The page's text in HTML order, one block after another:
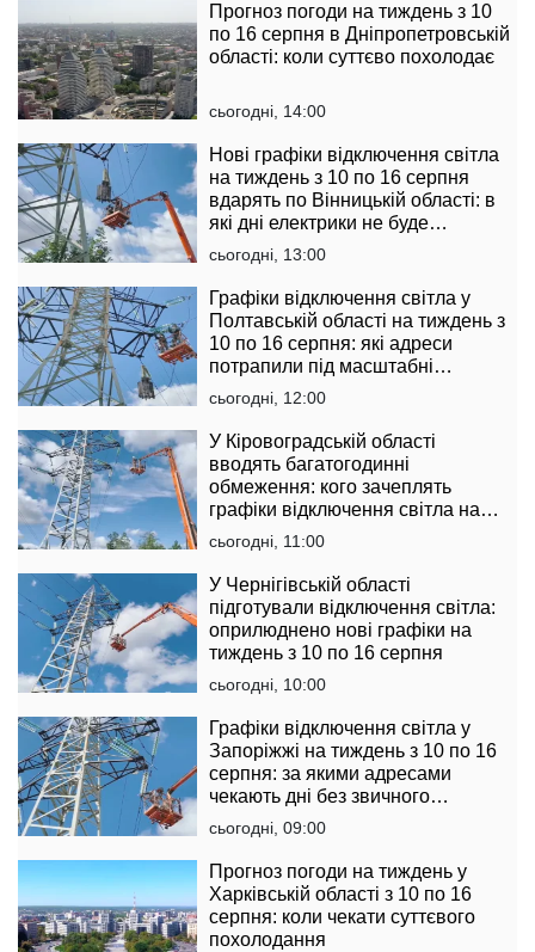
Прогноз погоди на тиждень з 10
по 16 серпня в Дніпропетровській
області: коли суттєво похолодає
сьогодні, 14:00
Нові графіки відключення світла
на тиждень з 10 по 16 серпня
вдарять по Вінницькій області: в
які дні електрики не буде
найдовше
сьогодні, 13:00
Графіки відключення світла у
Полтавській області на тиждень з
10 по 16 серпня: які адреси
потрапили під масштабні
обмеження
сьогодні, 12:00
У Кіровоградській області
вводять багатогодинні
обмеження: кого зачеплять
графіки відключення світла на
тиждень з 10 по 16 серпня
сьогодні, 11:00
У Чернігівській області
підготували відключення світла:
оприлюднено нові графіки на
тиждень з 10 по 16 серпня
сьогодні, 10:00
Графіки відключення світла у
Запоріжжі на тиждень з 10 по 16
серпня: за якими адресами
чекають дні без звичного
комфорту
сьогодні, 09:00
Прогноз погоди на тиждень у
Харківській області з 10 по 16
серпня: коли чекати суттєвого
похолодання